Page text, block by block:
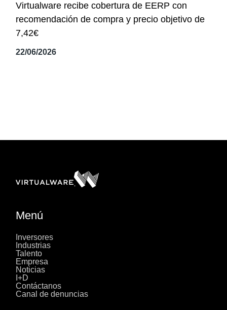
Virtualware recibe cobertura de EERP con
recomendación de compra y precio objetivo de
7,42€
22/06/2026
Menú
Inversores
Industrias
Talento
Empresa
Noticias
I+D
Contáctanos
Canal de denuncias